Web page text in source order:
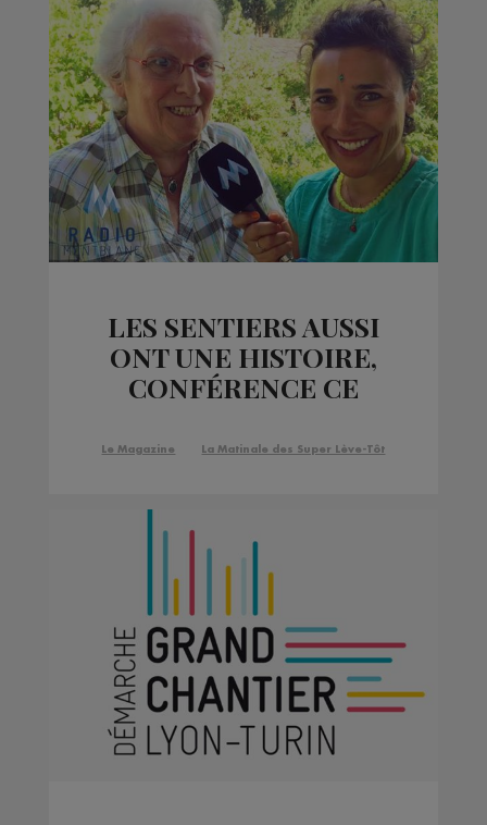
LES SENTIERS AUSSI
ONT UNE HISTOIRE,
CONFÉRENCE CE
JUIN, A 18H30 A LA
BICENTENAIRE, A
CHAMONIX.
Le Magazine La Matinale des Super Lève-Tôt